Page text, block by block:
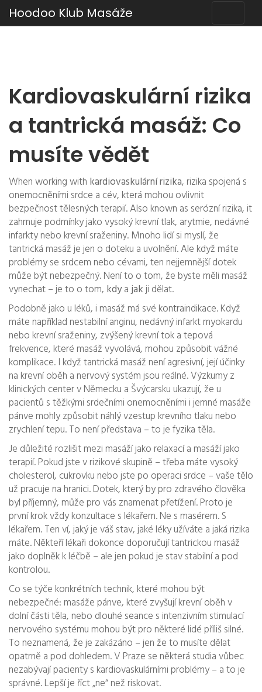
Hoodoo Klub Masáže
Kardiovaskulární rizika
a tantrická masáž: Co
musíte vědět
When working with kardiovaskulární rizika, rizika spojená s
onemocněními srdce a cév, která mohou ovlivnit
bezpečnost tělesných terapií. Also known as serózní rizika, it
zahrnuje podmínky jako vysoký krevní tlak, arytmie, nedávné
infarkty nebo krevní sraženiny. Mnoho lidí si myslí, že
tantrická masáž je jen o doteku a uvolnění. Ale když máte
problémy se srdcem nebo cévami, ten nejjemnější dotek
může být nebezpečný. Není to o tom, že byste měli masáž
vynechat – je to o tom, kdyajakji dělat.
Podobně jako u léků, i masáž má své kontraindikace. Když
máte například nestabilní anginu, nedávný infarkt myokardu
nebo krevní sraženiny, zvýšený krevní tok a tepová
frekvence, které masáž vyvolává, mohou způsobit vážné
komplikace. I když tantrická masáž není agresivní, její účinky
na krevní oběh a nervový systém jsou reálné. Výzkumy z
klinických center v Německu a Švýcarsku ukazují, že u
pacientů s těžkými srdečními onemocněními i jemné masáže
pánve mohly způsobit náhlý vzestup krevního tlaku nebo
zrychlení tepu. To není představa – to je fyzika těla.
Je důležité rozlišit mezi masáží jako relaxací a masáží jako
terapií. Pokud jste v rizikové skupině – třeba máte vysoký
cholesterol, cukrovku nebo jste po operaci srdce – vaše tělo
už pracuje na hranici. Dotek, který by pro zdravého člověka
byl příjemný, může pro vás znamenat přetížení. Proto je
první krok vždy konzultace s lékařem. Ne s masérem. S
lékařem. Ten ví, jaký je váš stav, jaké léky užíváte a jaká rizika
máte. Někteří lékaři dokonce doporučují tantrickou masáž
jako doplněk k léčbě – ale jen pokud je stav stabilní a pod
kontrolou.
Co se týče konkrétních technik, které mohou být
nebezpečné: masáže pánve, které zvyšují krevní oběh v
dolní části těla, nebo dlouhé seance s intenzivním stimulací
nervového systému mohou být pro některé lidé příliš silné.
To neznamená, že je zakázáno – jen že to musíte dělat
opatrně a pod dohledem. V Praze se některá studia vůbec
nezabývají pacienty s kardiovaskulárními problémy – a to je
správné. Lepší je říct „ne“ než riskovat.